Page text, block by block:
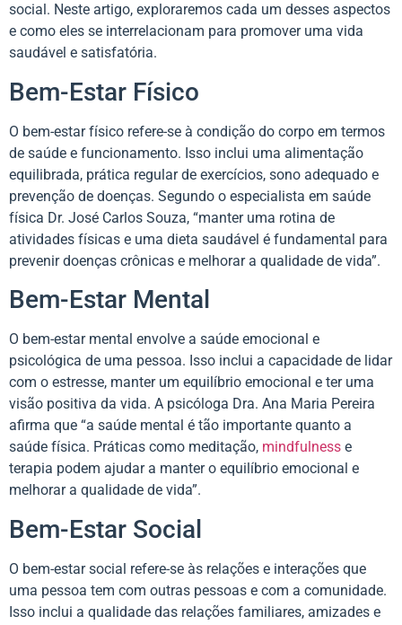
social. Neste artigo, exploraremos cada um desses aspectos
e como eles se interrelacionam para promover uma vida
saudável e satisfatória.
Bem-Estar Físico
O bem-estar físico refere-se à condição do corpo em termos
de saúde e funcionamento. Isso inclui uma alimentação
equilibrada, prática regular de exercícios, sono adequado e
prevenção de doenças. Segundo o especialista em saúde
física Dr. José Carlos Souza, “manter uma rotina de
atividades físicas e uma dieta saudável é fundamental para
prevenir doenças crônicas e melhorar a qualidade de vida”.
Bem-Estar Mental
O bem-estar mental envolve a saúde emocional e
psicológica de uma pessoa. Isso inclui a capacidade de lidar
com o estresse, manter um equilíbrio emocional e ter uma
visão positiva da vida. A psicóloga Dra. Ana Maria Pereira
afirma que “a saúde mental é tão importante quanto a
saúde física. Práticas como meditação, mindfulness e
terapia podem ajudar a manter o equilíbrio emocional e
melhorar a qualidade de vida”.
Bem-Estar Social
O bem-estar social refere-se às relações e interações que
uma pessoa tem com outras pessoas e com a comunidade.
Isso inclui a qualidade das relações familiares, amizades e